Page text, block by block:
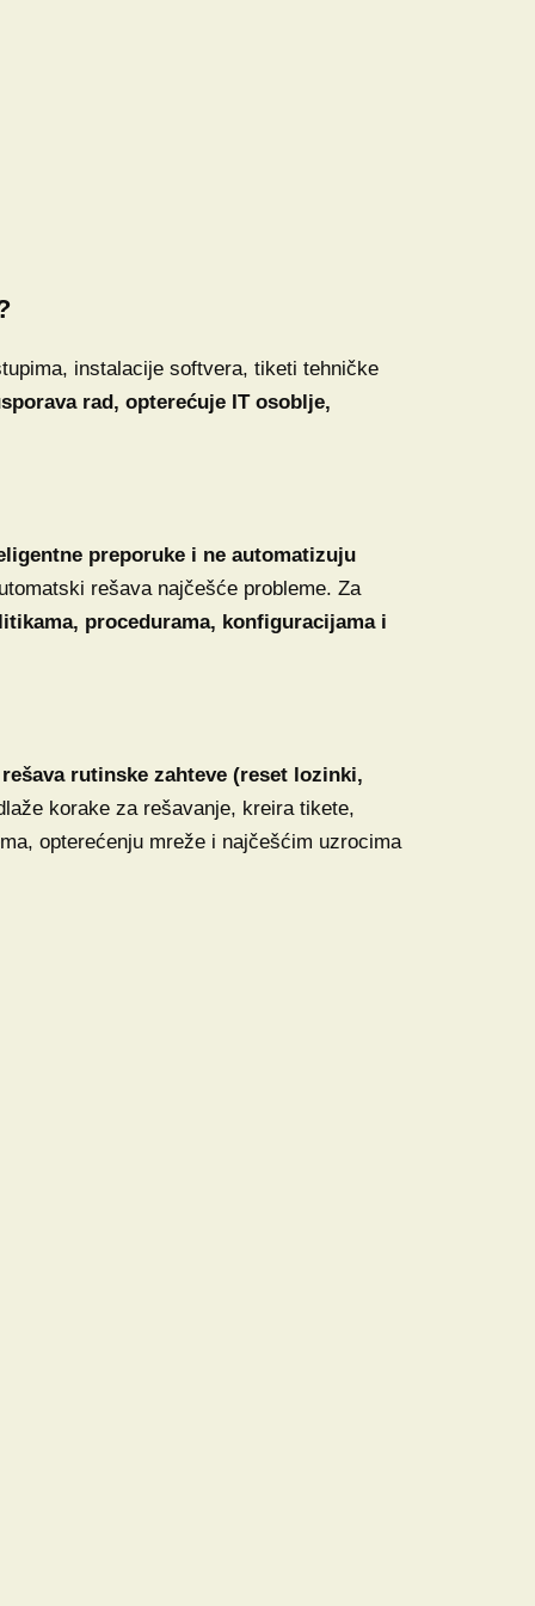
instalacije softvera, tiketi tehničke
rad, opterećuje IT osoblje,
preporuke i ne automatizuju
rešava najčešće probleme. Za
procedurama, konfiguracijama i
rutinske zahteve (reset lozinki,
korake za rešavanje, kreira tikete,
opterećenju mreže i najčešćim uzrocima